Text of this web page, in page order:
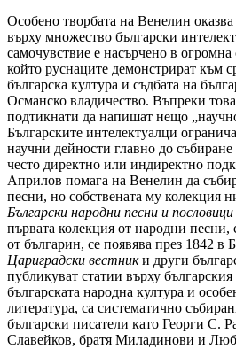
Особено творбата на Венелин
върху множество български
самочувствие е насърчено в огромна
който руснаците демонстрират към
българска култура и съдбата на
Османско владичество. Въпреки
подтикнати да напишат нещо
Българските интелектуалци
научни дейности главно до
често директно или индиректно
Априлов помага на Венелин да
песни, но собствената му колекция
Български народни песни и пословици
първата колекция от народни песни,
от българин, се появява през 1842 в
Цариградски вестники други
публикуват статии върху
българската народна култура и
литература, са систематично
български писатели като Георги С.
Славейков, братя Миладинови и